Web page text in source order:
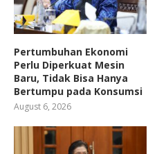
Pertumbuhan Ekonomi
Perlu Diperkuat Mesin
Baru, Tidak Bisa Hanya
Bertumpu pada Konsumsi
August 6, 2026